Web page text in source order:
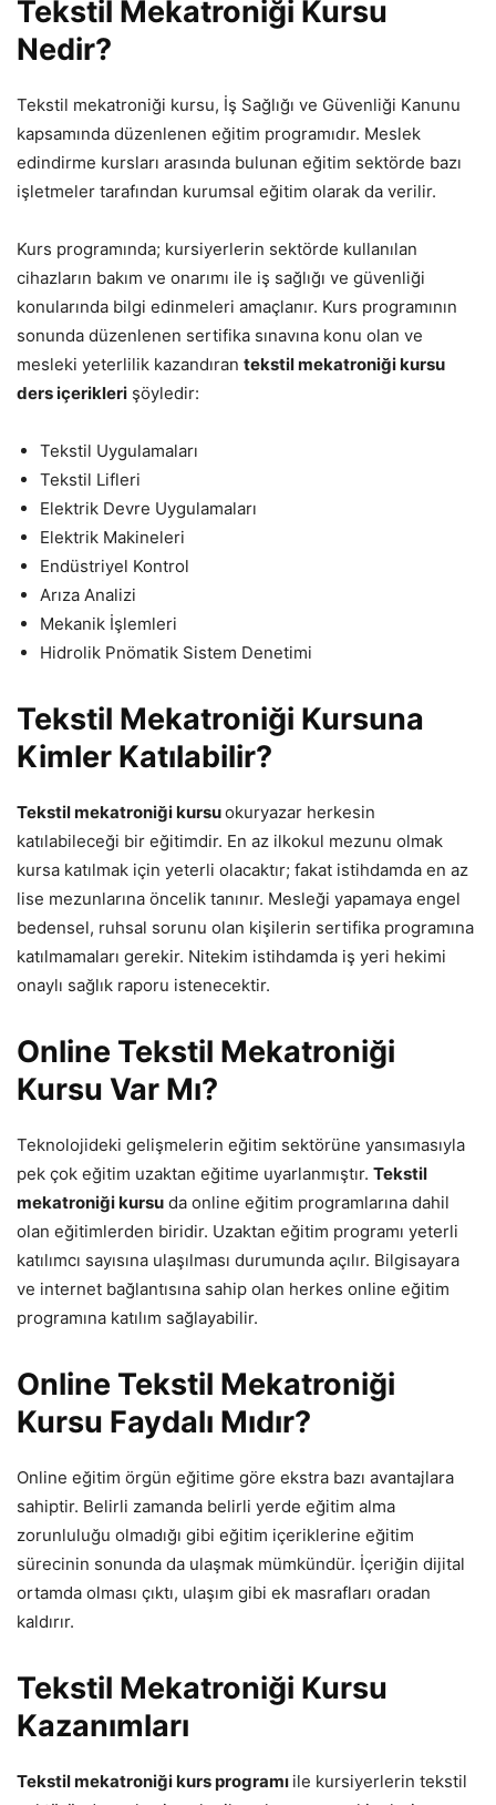
Tekstil Mekatroniği Kursu
Nedir?
Tekstil mekatroniği kursu, İş Sağlığı ve Güvenliği Kanunu
kapsamında düzenlenen eğitim programıdır. Meslek
edindirme kursları arasında bulunan eğitim sektörde bazı
işletmeler tarafından kurumsal eğitim olarak da verilir.
Kurs programında; kursiyerlerin sektörde kullanılan
cihazların bakım ve onarımı ile iş sağlığı ve güvenliği
konularında bilgi edinmeleri amaçlanır. Kurs programının
sonunda düzenlenen sertifika sınavına konu olan ve
mesleki yeterlilik kazandıran tekstil mekatroniği kursu
ders içerikleri şöyledir:
Tekstil Uygulamaları
Tekstil Lifleri
Elektrik Devre Uygulamaları
Elektrik Makineleri
Endüstriyel Kontrol
Arıza Analizi
Mekanik İşlemleri
Hidrolik Pnömatik Sistem Denetimi
Tekstil Mekatroniği Kursuna
Kimler Katılabilir?
Tekstil mekatroniği kursuokuryazar herkesin
katılabileceği bir eğitimdir. En az ilkokul mezunu olmak
kursa katılmak için yeterli olacaktır; fakat istihdamda en az
lise mezunlarına öncelik tanınır. Mesleği yapamaya engel
bedensel, ruhsal sorunu olan kişilerin sertifika programına
katılmamaları gerekir. Nitekim istihdamda iş yeri hekimi
onaylı sağlık raporu istenecektir.
Online Tekstil Mekatroniği
Kursu Var Mı?
Teknolojideki gelişmelerin eğitim sektörüne yansımasıyla
pek çok eğitim uzaktan eğitime uyarlanmıştır. Tekstil
mekatroniği kursu da online eğitim programlarına dahil
olan eğitimlerden biridir. Uzaktan eğitim programı yeterli
katılımcı sayısına ulaşılması durumunda açılır. Bilgisayara
ve internet bağlantısına sahip olan herkes online eğitim
programına katılım sağlayabilir.
Online Tekstil Mekatroniği
Kursu Faydalı Mıdır?
Online eğitim örgün eğitime göre ekstra bazı avantajlara
sahiptir. Belirli zamanda belirli yerde eğitim alma
zorunluluğu olmadığı gibi eğitim içeriklerine eğitim
sürecinin sonunda da ulaşmak mümkündür. İçeriğin dijital
ortamda olması çıktı, ulaşım gibi ek masrafları oradan
kaldırır.
Tekstil Mekatroniği Kursu
Kazanımları
Tekstil mekatroniği kurs programı ile kursiyerlerin tekstil